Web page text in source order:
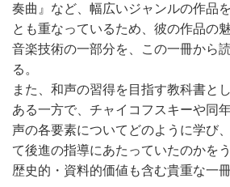
奏曲』など、幅広いジャンルの作品
とも重なっているため、彼の作品の
音楽技術の一部分を、この一冊から
る。
また、和声の習得を目指す教科書と
ある一方で、チャイコフスキーや同
声の各要素についてどのように学び
て後進の指導にあたっていたのかを
歴史的・資料的価値も含む貴重な一冊